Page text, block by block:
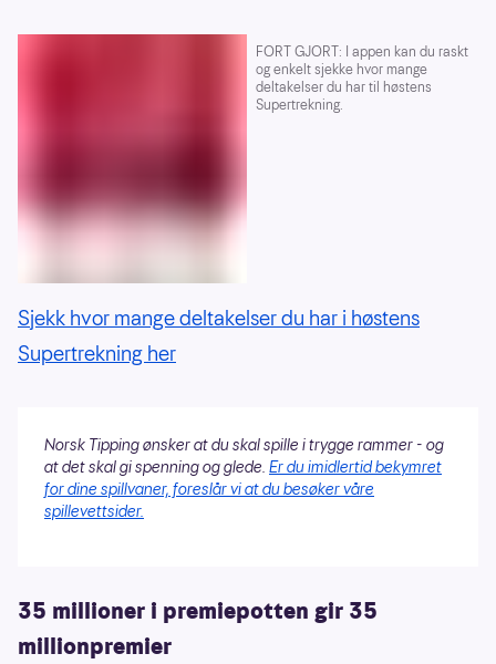
FORT GJORT: I appen kan du raskt
og enkelt sjekke hvor mange
deltakelser du har til høstens
Supertrekning.
Sjekk hvor mange deltakelser du har i høstens
Supertrekning her
Norsk Tipping ønsker at du skal spille i trygge rammer - og
at det skal gi spenning og glede. Er du imidlertid bekymret
for dine spillvaner, foreslår vi at du besøker våre
spillevettsider.
35 millioner i premiepotten gir 35
millionpremier